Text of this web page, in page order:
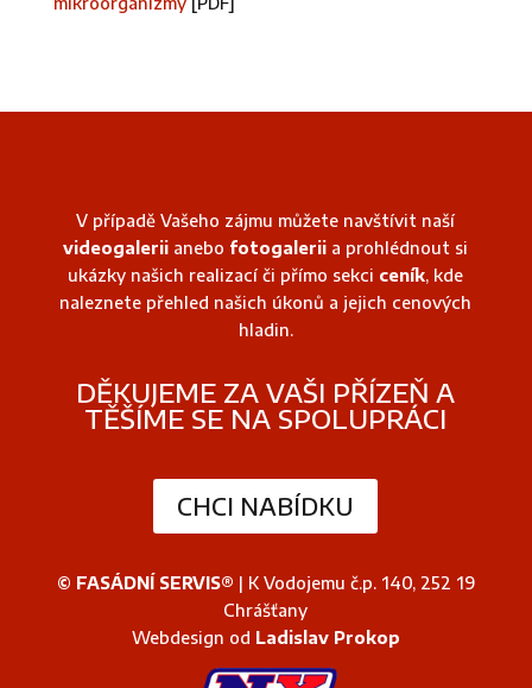
V případě Vašeho zájmu můžete navštívit naší
videogalerii anebo fotogalerii a prohlédnout si
ukázky našich realizací či přímo sekci ceník, kde
naleznete přehled našich úkonů a jejich cenových
hladin.
DĚKUJEME ZA VAŠI PŘÍZEŇ A
TĚŠÍME SE NA SPOLUPRÁCI
CHCI NABÍDKU
© FASÁDNÍ SERVIS® | K Vodojemu č.p. 140, 252 19
Chrášťany
Webdesign od Ladislav Prokop